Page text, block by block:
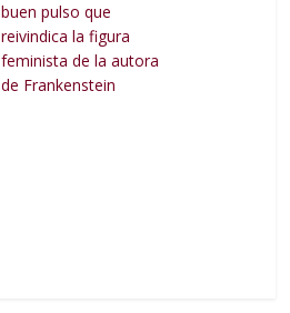
buen pulso que
reivindica la figura
feminista de la autora
de Frankenstein